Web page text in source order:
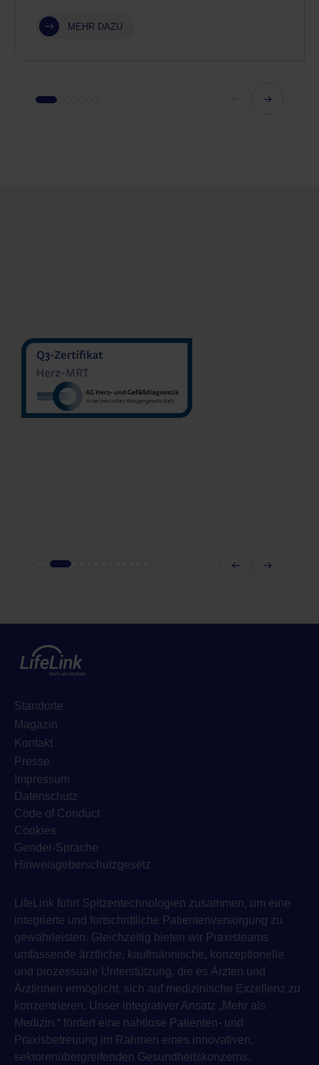
MEHR DAZU
MVZ Radiologie Darmstadt
Prof. Dr. Oliver Mohrs
Standorte
Magazin
Kontakt
Presse
Impressum
Datenschutz
Code of Conduct
Cookies
Gender-Sprache
Hinweisgeberschutzgesetz
LifeLink führt Spitzentechnologien zusammen, um eine
integrierte und fortschrittliche Patientenversorgung zu
gewährleisten. Gleichzeitig bieten wir Praxisteams
umfassende ärztliche, kaufmännische, konzeptionelle
und prozessuale Unterstützung, die es Ärzten und
Ärztinnen ermöglicht, sich auf medizinische Exzellenz zu
konzentrieren. Unser integrativer Ansatz „Mehr als
Medizin.“ fördert eine nahtlose Patienten- und
Praxisbetreuung im Rahmen eines innovativen,
sektorenübergreifenden Gesundheitskonzerns.